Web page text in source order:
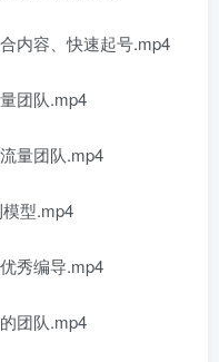
内容、快速起号.mp4
团队.mp4
量团队.mp4
型.mp4
秀编导.mp4
团队.mp4